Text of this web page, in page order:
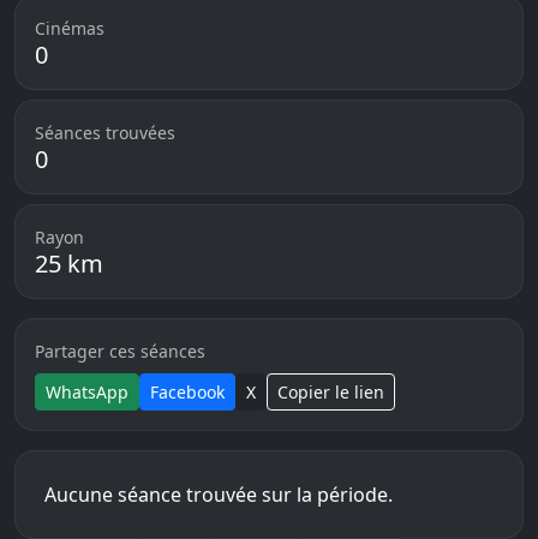
Cinémas
0
Séances trouvées
0
Rayon
25 km
Partager ces séances
WhatsApp
Facebook X Copier le lien
Aucune séance trouvée sur la période.